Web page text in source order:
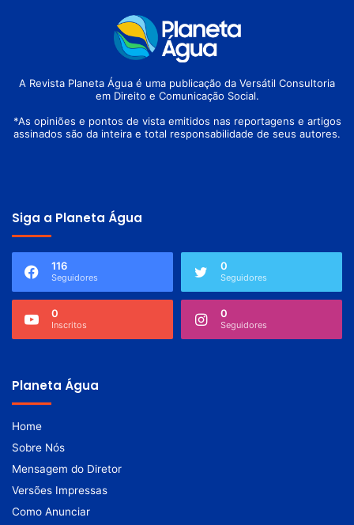
A Revista Planeta Água é uma publicação da Versátil Consultoria
em Direito e Comunicação Social.
*As opiniões e pontos de vista emitidos nas reportagens e artigos
assinados são da inteira e total responsabilidade de seus autores.
Siga a Planeta Água
116
Seguidores
0
Seguidores
0
Inscritos
0
Seguidores
Planeta Água
Home
Sobre Nós
Mensagem do Diretor
Versões Impressas
Como Anunciar